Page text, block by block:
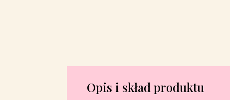
Opis i skład produktu